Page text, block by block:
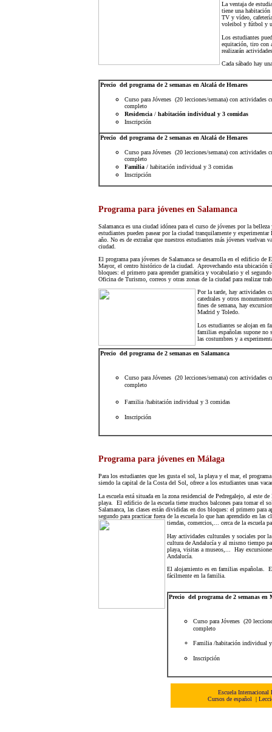
La ventaja de
tiene una
TV y vídeo,
voleibol y fútbol y
Los estudiantes
equitación, tiro con
realizarán
Cada sábado hay
Precio del programa de 2 semanas en Alcalá de Henares
Curso para Jóvenes (20 lecciones/semana) con actividades
completo
Residencia / habitación individual y 3 comidas
Inscripción
Precio del programa de 2 semanas en Alcalá de Henares
Curso para Jóvenes (20 lecciones/semana) con actividades
completo
Familia / habitación individual y 3 comidas
Inscripción
Programa para jóvenes en Salamanca
Salamanca es una ciudad idónea para el curso de jóvenes por la
estudiantes pueden pasear por la ciudad tranquilamente y
año. No es de extrañar que nuestros estudiantes más jóvenes vuelvan
ciudad.
El programa para jóvenes de Salamanca se desarrolla en el edificio
Mayor, el centro histórico de la ciudad. Aprovechando esta ubicación
bloques: el primero para aprender gramática y vocabulario y el
Oficina de Turismo, correos y otras zonas de la ciudad para realizar
Por la tarde, hay actividades
catedrales y otros
fines de semana, hay
Madrid y Toledo.
Los estudiantes se alojan en
familias españolas supone no
las costumbres y a
Precio del programa de 2 semanas en Salamanca
Curso para Jóvenes (20 lecciones/semana) con actividades
completo
Familia /habitación individual y 3 comidas
Inscripción
Programa para jóvenes en Málaga
Para los estudiantes que les gusta el sol, la playa y el mar, el
siendo la capital de la Costa del Sol, ofrece a los estudiantes unas
La escuela está situada en la zona residencial de Pedregalejo, al este
playa. El edificio de la escuela tiene muchos balcones para tomar el
Salamanca, las clases están divididas en dos bloques: el primero para
segundo para practicar fuera de la escuela lo que han aprendido en las
tiendas, comercios,... cerca de la escuela
Hay actividades culturales y sociales por
cultura de Andalucía y al mismo tiempo
playa, visitas a museos,... Hay
Andalucía.
El alojamiento es en familias españolas.
fácilmente en la familia.
Precio del programa de 2 semanas en
Curso para Jóvenes (20
completo
Familia /habitación individual
Inscripción
Escuela
Cursos de español
|